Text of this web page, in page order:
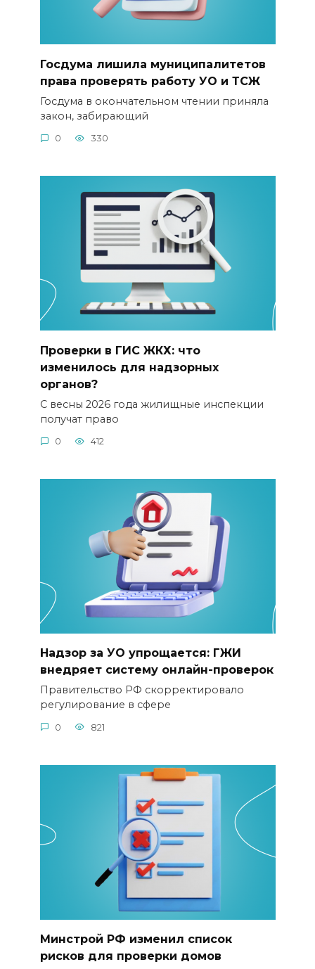
Госдума лишила муниципалитетов
права проверять работу УО и ТСЖ
Госдума в окончательном чтении приняла
закон, забирающий
0 330
Проверки в ГИС ЖКХ: что
изменилось для надзорных
органов?
С весны 2026 года жилищные инспекции
получат право
0 412
Надзор за УО упрощается: ГЖИ
внедряет систему онлайн-проверок
Правительство РФ скорректировало
регулирование в сфере
0 821
Минстрой РФ изменил список
рисков для проверки домов